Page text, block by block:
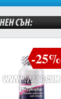
-25%